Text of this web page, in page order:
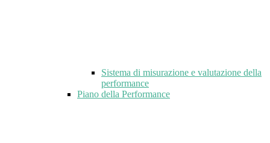
Sistema di misurazione e valutazione della
performance
Piano della Performance